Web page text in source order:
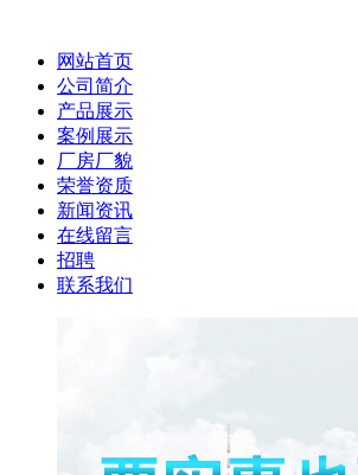
网站首页
公司简介
产品展示
案例展示
厂房厂貌
荣誉资质
新闻资讯
在线留言
招聘
联系我们